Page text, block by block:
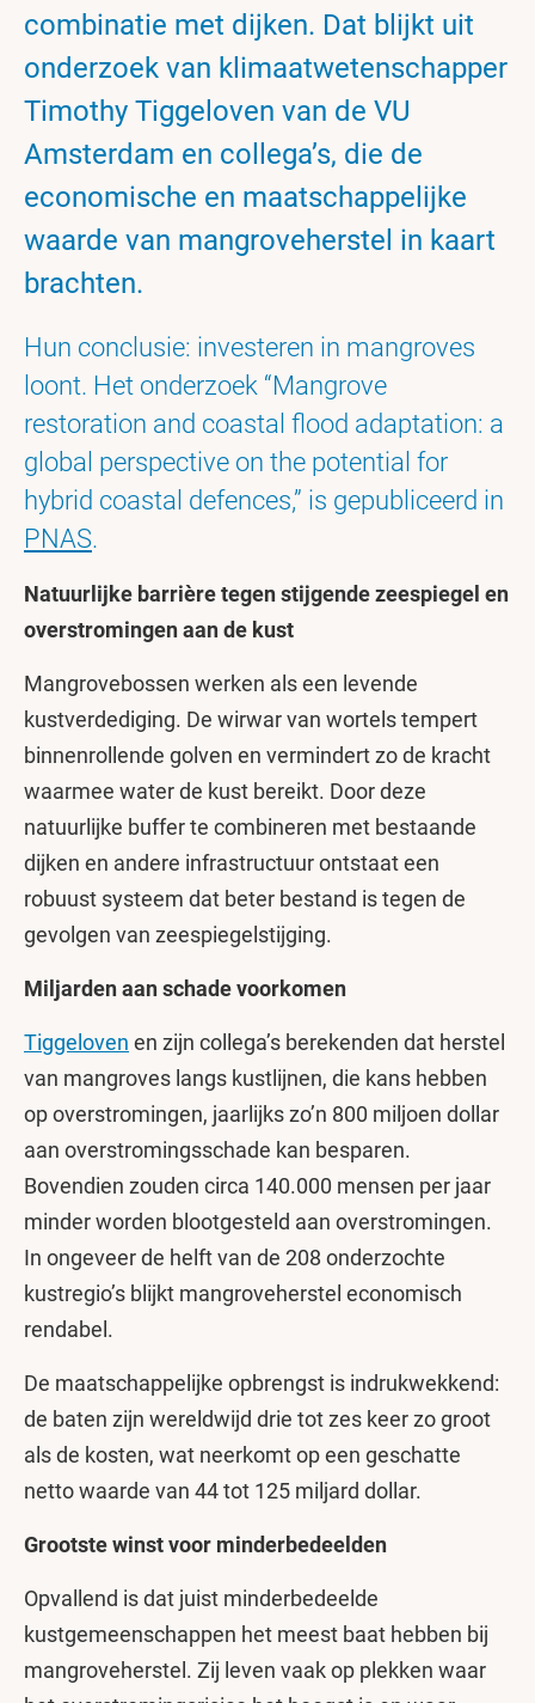
combinatie met dijken. Dat blijkt uit
onderzoek van klimaatwetenschapper
Timothy Tiggeloven van de VU
Amsterdam en collega’s, die de
economische en maatschappelijke
waarde van mangroveherstel in kaart
brachten.
Hun conclusie: investeren in mangroves
loont. Het onderzoek “Mangrove
restoration and coastal flood adaptation: a
global perspective on the potential for
hybrid coastal defences,” is gepubliceerd in
PNAS.
Natuurlijke barrière tegen stijgende zeespiegel en
overstromingen aan de kust
Mangrovebossen werken als een levende
kustverdediging. De wirwar van wortels tempert
binnenrollende golven en vermindert zo de kracht
waarmee water de kust bereikt. Door deze
natuurlijke buffer te combineren met bestaande
dijken en andere infrastructuur ontstaat een
robuust systeem dat beter bestand is tegen de
gevolgen van zeespiegelstijging.
Miljarden aan schade voorkomen
Tiggeloven en zijn collega’s berekenden dat herstel
van mangroves langs kustlijnen, die kans hebben
op overstromingen, jaarlijks zo’n 800 miljoen dollar
aan overstromingsschade kan besparen.
Bovendien zouden circa 140.000 mensen per jaar
minder worden blootgesteld aan overstromingen.
In ongeveer de helft van de 208 onderzochte
kustregio’s blijkt mangroveherstel economisch
rendabel.
De maatschappelijke opbrengst is indrukwekkend:
de baten zijn wereldwijd drie tot zes keer zo groot
als de kosten, wat neerkomt op een geschatte
netto waarde van 44 tot 125 miljard dollar.
Grootste winst voor minderbedeelden
Opvallend is dat juist minderbedeelde
kustgemeenschappen het meest baat hebben bij
mangroveherstel. Zij leven vaak op plekken waar